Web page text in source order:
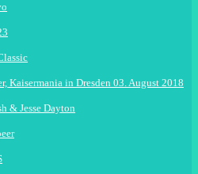
Kaisermania in Dresden 03. August 2018
& Jesse Dayton